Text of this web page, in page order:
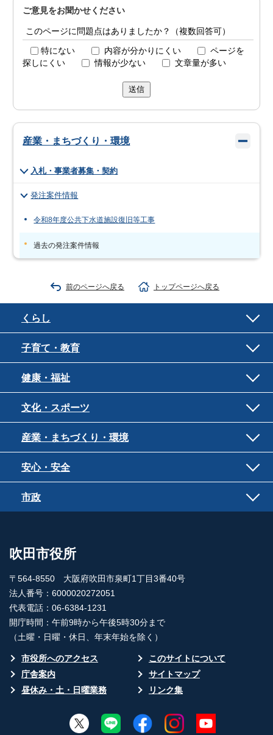
ご意見をお聞かせください
このページに問題点はありましたか？（複数回答可）
特にない 内容が分かりにくい
ページを
探しにくい
情報が少ない 文章量が多い
送信
産業・まちづくり・環境
入札・事業者募集・契約
発注案件情報
令和8年度公共下水道施設復旧等工事
過去の発注案件情報
前のページへ戻る トップページへ戻る
くらし
子育て・教育
健康・福祉
文化・スポーツ
産業・まちづくり・環境
安心・安全
市政
吹田市役所
〒564-8550 大阪府吹田市泉町1丁目3番40号
法人番号：6000020272051
代表電話：06-6384-1231
開庁時間：午前9時から午後5時30分まで
（土曜・日曜・休日、年末年始を除く）
市役所へのアクセス
このサイトについて
庁舎案内
サイトマップ
昼休み・土・日曜業務
リンク集